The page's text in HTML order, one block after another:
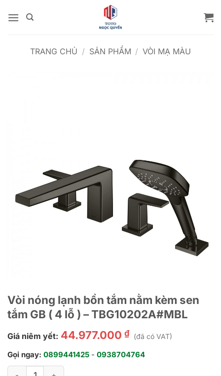
qua
TRANG CHỦ / SẢN PHẨM / VÒI MẠ MÀU
Vòi nóng lạnh bồn tắm nằm kèm sen
tắm GB ( 4 lỗ ) – TBG10202A#MBL
Giá niêm yết: 44.977.000 ₫ (đã có VAT)
Gọi ngay: 0899441425 - 0938704764
Vòi nóng lạnh bồn tắm nằm kèm sen tắm GB ( 4 lỗ ) -